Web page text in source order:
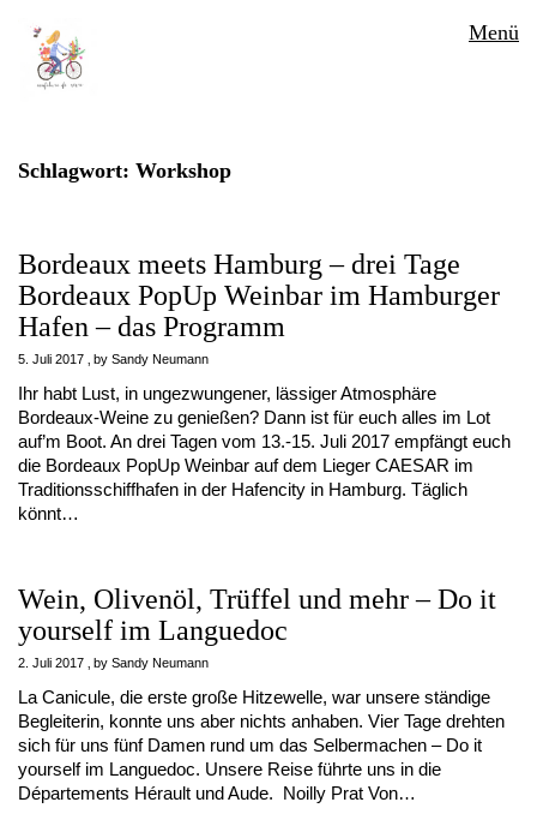
Menü
Schlagwort: Workshop
Bordeaux meets Hamburg – drei Tage
Bordeaux PopUp Weinbar im Hamburger
Hafen – das Programm
5. Juli 2017 by Sandy Neumann
Ihr habt Lust, in ungezwungener, lässiger Atmosphäre
Bordeaux-Weine zu genießen? Dann ist für euch alles im Lot
auf’m Boot. An drei Tagen vom 13.-15. Juli 2017 empfängt euch
die Bordeaux PopUp Weinbar auf dem Lieger CAESAR im
Traditionsschiffhafen in der Hafencity in Hamburg. Täglich
könnt…
Wein, Olivenöl, Trüffel und mehr – Do it
yourself im Languedoc
2. Juli 2017 by Sandy Neumann
La Canicule, die erste große Hitzewelle, war unsere ständige
Begleiterin, konnte uns aber nichts anhaben. Vier Tage drehten
sich für uns fünf Damen rund um das Selbermachen – Do it
yourself im Languedoc. Unsere Reise führte uns in die
Départements Hérault und Aude. Noilly Prat Von…